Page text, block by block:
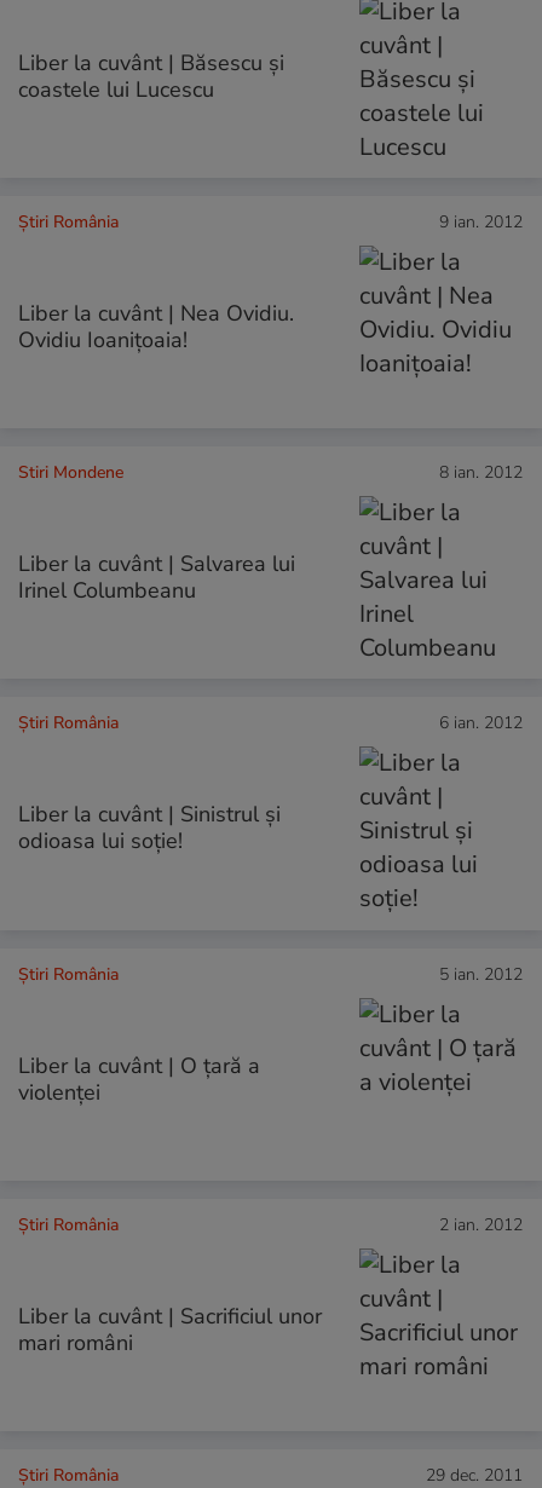
Liber la cuvânt | Băsescu şi
coastele lui Lucescu
Știri România 9 ian. 2012
Liber la cuvânt | Nea Ovidiu.
Ovidiu Ioaniţoaia!
Stiri Mondene 8 ian. 2012
Liber la cuvânt | Salvarea lui
Irinel Columbeanu
Știri România 6 ian. 2012
Liber la cuvânt | Sinistrul şi
odioasa lui soţie!
Știri România 5 ian. 2012
Liber la cuvânt | O ţară a
violenţei
Știri România 2 ian. 2012
Liber la cuvânt | Sacrificiul unor
mari români
Știri România 29 dec. 2011